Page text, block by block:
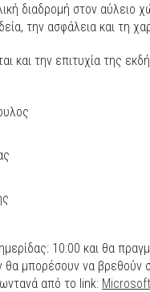
διαδρομή στον αύλειο
την ασφάλεια και τη
και την επιτυχία της
10:00 και θα
θα μπορέσουν να βρεθούν
από το link: